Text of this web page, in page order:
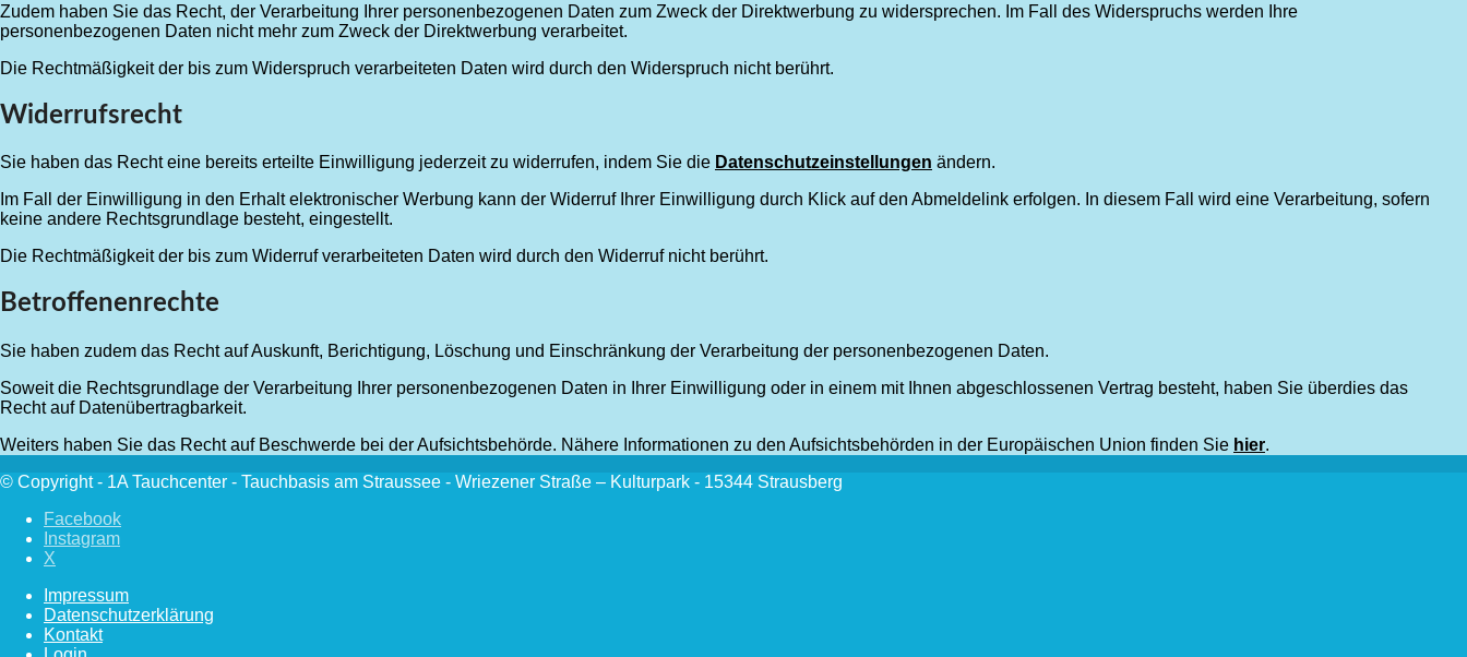
Zudem haben Sie das Recht, der Verarbeitung Ihrer personenbezogenen Daten zum Zweck der Direktwerbung zu widersprechen. Im Fall des Widerspruchs werden Ihre
personenbezogenen Daten nicht mehr zum Zweck der Direktwerbung verarbeitet.
Die Rechtmäßigkeit der bis zum Widerspruch verarbeiteten Daten wird durch den Widerspruch nicht berührt.
Widerrufsrecht
Sie haben das Recht eine bereits erteilte Einwilligung jederzeit zu widerrufen, indem Sie die Datenschutzeinstellungen ändern.
Im Fall der Einwilligung in den Erhalt elektronischer Werbung kann der Widerruf Ihrer Einwilligung durch Klick auf den Abmeldelink erfolgen. In diesem Fall wird eine Verarbeitung, sofern
keine andere Rechtsgrundlage besteht, eingestellt.
Die Rechtmäßigkeit der bis zum Widerruf verarbeiteten Daten wird durch den Widerruf nicht berührt.
Betroffenenrechte
Sie haben zudem das Recht auf Auskunft, Berichtigung, Löschung und Einschränkung der Verarbeitung der personenbezogenen Daten.
Soweit die Rechtsgrundlage der Verarbeitung Ihrer personenbezogenen Daten in Ihrer Einwilligung oder in einem mit Ihnen abgeschlossenen Vertrag besteht, haben Sie überdies das
Recht auf Datenübertragbarkeit.
Weiters haben Sie das Recht auf Beschwerde bei der Aufsichtsbehörde. Nähere Informationen zu den Aufsichtsbehörden in der Europäischen Union finden Sie hier.
© Copyright - 1A Tauchcenter - Tauchbasis am Straussee - Wriezener Straße – Kulturpark - 15344 Strausberg
Facebook
Instagram
X
Impressum
Datenschutzerklärung
Kontakt